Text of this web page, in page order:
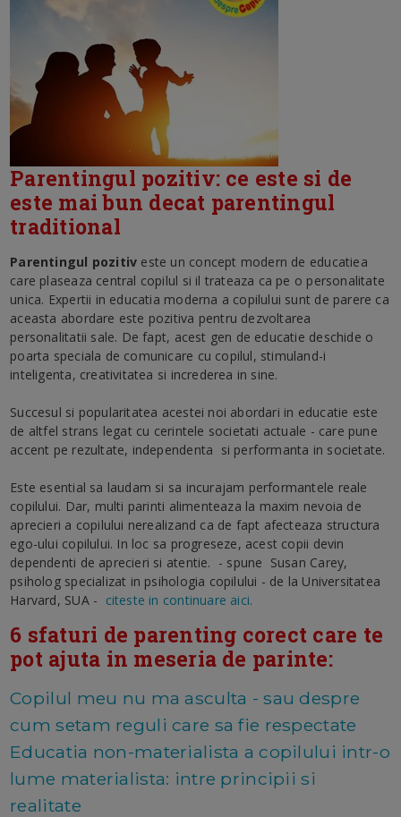
Parentingul pozitiv: ce este si de
este mai bun decat parentingul
traditional
Parentingul pozitiv este un concept modern de educatiea
care plaseaza central copilul si il trateaza ca pe o personalitate
unica. Expertii in educatia moderna a copilului sunt de parere ca
aceasta abordare este pozitiva pentru dezvoltarea
personalitatii sale. De fapt, acest gen de educatie deschide o
poarta speciala de comunicare cu copilul, stimuland-i
inteligenta, creativitatea si increderea in sine.
Succesul si popularitatea acestei noi abordari in educatie este
de altfel strans legat cu cerintele societati actuale - care pune
accent pe rezultate, independenta si performanta in societate.
Este esential sa laudam si sa incurajam performantele reale
copilului. Dar, multi parinti alimenteaza la maxim nevoia de
aprecieri a copilului nerealizand ca de fapt afecteaza structura
ego-ului copilului. In loc sa progreseze, acest copii devin
dependenti de aprecieri si atentie. - spune Susan Carey,
psiholog specializat in psihologia copilului - de la Universitatea
Harvard, SUA - citeste in continuare aici.
6 sfaturi de parenting corect care te
pot ajuta in meseria de parinte:
Copilul meu nu ma asculta - sau despre
cum setam reguli care sa fie respectate
Educatia non-materialista a copilului intr-o
lume materialista: intre principii si
realitate